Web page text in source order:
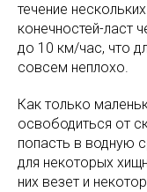
течение
конечностей-ласт
до 10 км/час, что
совсем неплохо.
Как только
освободиться от
попасть в водную
для некоторых
них везет и